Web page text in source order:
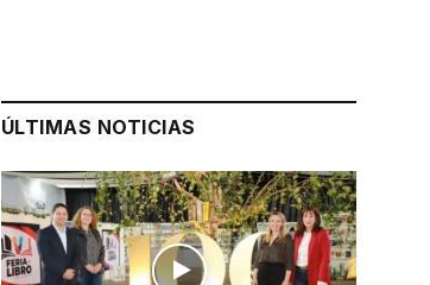
ÚLTIMAS NOTICIAS